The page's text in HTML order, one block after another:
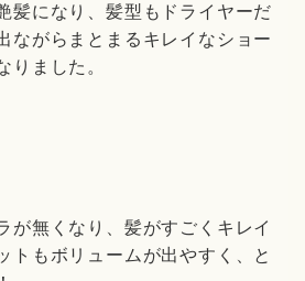
髪になり、髪型もドライヤーだ
ながらまとまるキレイなショー
りました。
が無くなり、髪がすごくキレイ
トもボリュームが出やすく、と